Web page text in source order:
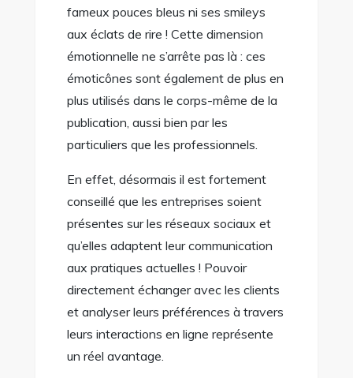
fameux pouces bleus ni ses smileys
aux éclats de rire ! Cette dimension
émotionnelle ne s’arrête pas là : ces
émoticônes sont également de plus en
plus utilisés dans le corps-même de la
publication, aussi bien par les
particuliers que les professionnels.
En effet, désormais il est fortement
conseillé que les entreprises soient
présentes sur les réseaux sociaux et
qu’elles adaptent leur communication
aux pratiques actuelles ! Pouvoir
directement échanger avec les clients
et analyser leurs préférences à travers
leurs interactions en ligne représente
un réel avantage.